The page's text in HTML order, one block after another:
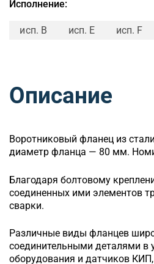
Исполнение:
исп. B исп. E исп. F
Описание
Воротниковый фланец из
диаметр фланца — 80 мм.
Благодаря болтовому
соединенных ими элементов
сварки.
Различные виды фланцев
соединительными деталями в
оборудования и датчиков